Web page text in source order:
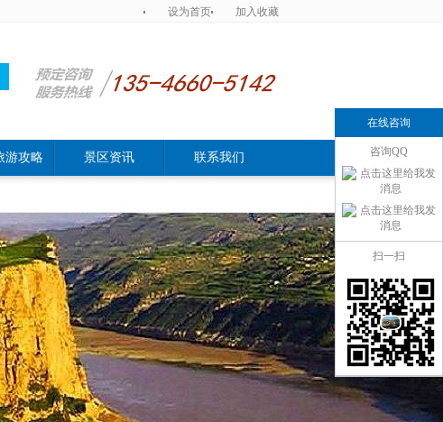
设为首页 加入收藏
游攻略 景区资讯 联系我们
在线咨询
咨询QQ
扫一扫